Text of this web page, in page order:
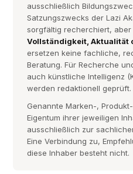
ausschließlich
Satzungszwecks der Lazi
sorgfältig recherchiert, aber
Vollständigkeit, Aktualität
ersetzen keine fachliche,
Beratung. Für Recherche
auch künstliche Intelligenz
werden redaktionell geprüft.
Genannte Marken-,
Eigentum ihrer jeweiligen
ausschließlich zur
Eine Verbindung zu,
diese Inhaber besteht nicht.